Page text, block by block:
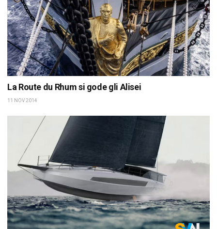
La Route du Rhum si gode gli Alisei
11 NOV 2014